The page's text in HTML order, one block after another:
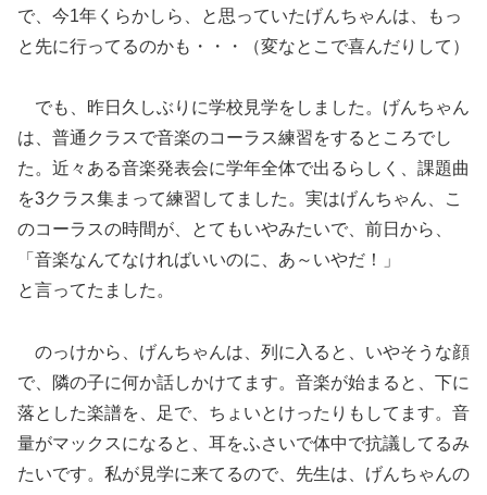
で、今1年くらかしら、と思っていたげんちゃんは、もっ
と先に行ってるのかも・・・（変なとこで喜んだりして）
でも、昨日久しぶりに学校見学をしました。げんちゃん
は、普通クラスで音楽のコーラス練習をするところでし
た。近々ある音楽発表会に学年全体で出るらしく、課題曲
を3クラス集まって練習してました。実はげんちゃん、こ
のコーラスの時間が、とてもいやみたいで、前日から、
「音楽なんてなければいいのに、あ～いやだ！」
と言ってたました。
のっけから、げんちゃんは、列に入ると、いやそうな顔
で、隣の子に何か話しかけてます。音楽が始まると、下に
落とした楽譜を、足で、ちょいとけったりもしてます。音
量がマックスになると、耳をふさいで体中で抗議してるみ
たいです。私が見学に来てるので、先生は、げんちゃんの